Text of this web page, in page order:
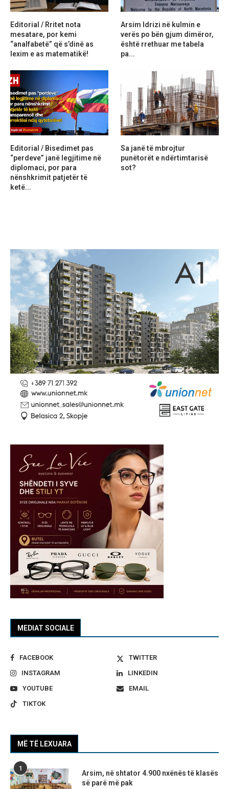
MEDIAT SOCIALE
FACEBOOK
TWITTER
INSTAGRAM
LINKEDIN
YOUTUBE
EMAIL
TIKTOK
MË TË LEXUARA
1
Arsim, në shtator 4.900 nxënës të klasës
së parë më pak
Editorial / Rritet nota
mesatare, por kemi
“analfabetë” që s’dinë as
lexim e as matematikë!
Arsim Idrizi në kulmin e
verës po bën gjum dimëror,
është rrethuar me tabela
pa...
Editorial / Bisedimet pas
“perdeve” janë legjitime në
diplomaci, por para
nënshkrimit patjetër të
ketë...
Sa janë të mbrojtur
punëtorët e ndërtimtarisë
sot?